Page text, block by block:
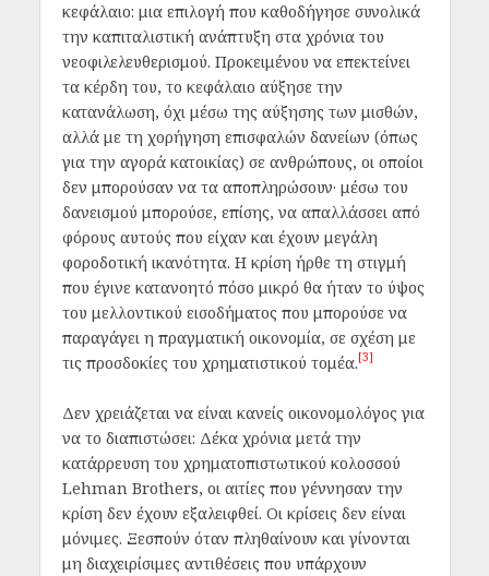
κεφάλαιο: μια επιλογή που καθοδήγησε συνολικά
την καπιταλιστική ανάπτυξη στα χρόνια του
νεοφιλελευθερισμού. Προκειμένου να επεκτείνει
τα κέρδη του, το κεφάλαιο αύξησε την
κατανάλωση, όχι μέσω της αύξησης των μισθών,
αλλά με τη χορήγηση επισφαλών δανείων (όπως
για την αγορά κατοικίας) σε ανθρώπους, οι οποίοι
δεν μπορούσαν να τα αποπληρώσουν· μέσω του
δανεισμού μπορούσε, επίσης, να απαλλάσσει από
φόρους αυτούς που είχαν και έχουν μεγάλη
φοροδοτική ικανότητα. Η κρίση ήρθε τη στιγμή
που έγινε κατανοητό πόσο μικρό θα ήταν το ύψος
του μελλοντικού εισοδήματος που μπορούσε να
παραγάγει η πραγματική οικονομία, σε σχέση με
τις προσδοκίες του χρηματιστικού τομέα.[3]
Δεν χρειάζεται να είναι κανείς οικονομολόγος για
να το διαπιστώσει: Δέκα χρόνια μετά την
κατάρρευση του χρηματοπιστωτικού κολοσσού
Lehman Brothers, οι αιτίες που γέννησαν την
κρίση δεν έχουν εξαλειφθεί. Οι κρίσεις δεν είναι
μόνιμες. Ξεσπούν όταν πληθαίνουν και γίνονται
μη διαχειρίσιμες αντιθέσεις που υπάρχουν